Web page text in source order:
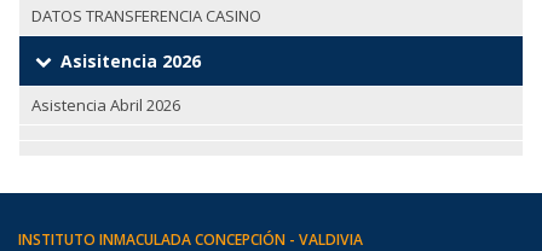
DATOS TRANSFERENCIA CASINO
Asisitencia 2026
Asistencia Abril 2026
INSTITUTO INMACULADA CONCEPCIÓN - VALDIVIA